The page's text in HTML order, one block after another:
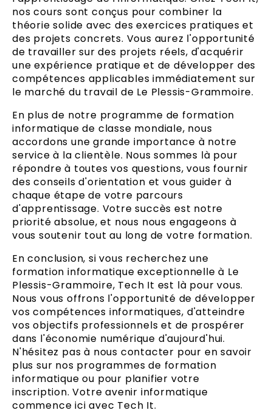
nos cours sont conçus pour combiner la
théorie solide avec des exercices pratiques et
des projets concrets. Vous aurez l'opportunité
de travailler sur des projets réels, d'acquérir
une expérience pratique et de développer des
compétences applicables immédiatement sur
le marché du travail de Le Plessis-Grammoire.
En plus de notre programme de formation
informatique de classe mondiale, nous
accordons une grande importance à notre
service à la clientèle. Nous sommes là pour
répondre à toutes vos questions, vous fournir
des conseils d'orientation et vous guider à
chaque étape de votre parcours
d'apprentissage. Votre succès est notre
priorité absolue, et nous nous engageons à
vous soutenir tout au long de votre formation.
En conclusion, si vous recherchez une
formation informatique exceptionnelle à Le
Plessis-Grammoire, Tech It est là pour vous.
Nous vous offrons l'opportunité de développer
vos compétences informatiques, d'atteindre
vos objectifs professionnels et de prospérer
dans l'économie numérique d'aujourd'hui.
N'hésitez pas à nous contacter pour en savoir
plus sur nos programmes de formation
informatique ou pour planifier votre
inscription. Votre avenir informatique
commence ici avec Tech It.